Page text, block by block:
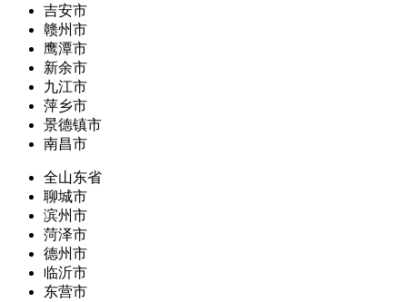
吉安市
赣州市
鹰潭市
新余市
九江市
萍乡市
景德镇市
南昌市
全山东省
聊城市
滨州市
菏泽市
德州市
临沂市
东营市